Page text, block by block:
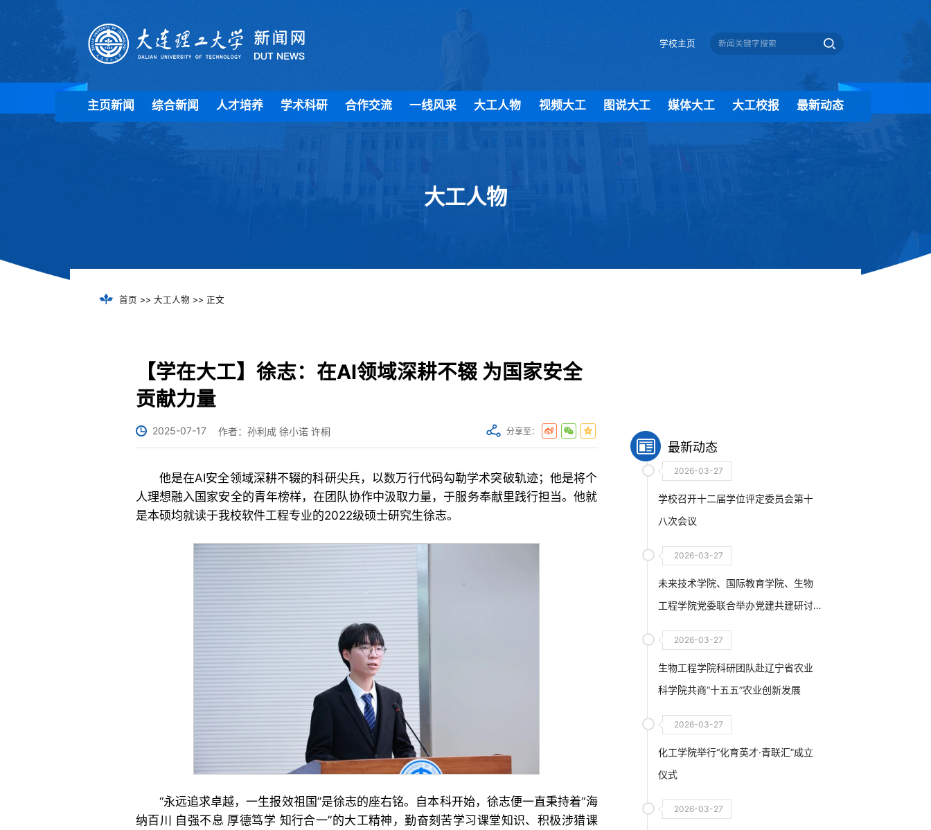
学校主页
主页新闻 综合新闻 人才培养 学术科研 合作交流 一线风采 大工人物 视频大工 图说大工 媒体大工 大工校报 最新动态
大工人物
首页 >> 大工人物 >> 正文
【学在大工】徐志：在AI领域深耕不辍 为国家安全
贡献力量
2025-07-17 作者：孙利成 徐小诺 许桐 分享至：
他是在AI安全领域深耕不辍的科研尖兵，以数万行代码勾勒学术突破轨迹；他是将个
人理想融入国家安全的青年榜样，在团队协作中汲取力量，于服务奉献里践行担当。他就
是本硕均就读于我校软件工程专业的2022级硕士研究生徐志。
“永远追求卓越，一生报效祖国”是徐志的座右铭。自本科开始，徐志便一直秉持着“海
纳百川 自强不息 厚德笃学 知行合一”的大工精神，勤奋刻苦学习课堂知识、积极涉猎课
最新动态
2026-03-27
学校召开十二届学位评定委员会第十
八次会议
2026-03-27
未来技术学院、国际教育学院、生物
工程学院党委联合举办党建共建研讨
2026-03-27
生物工程学院科研团队赴辽宁省农业
科学院共商“十五五”农业创新发展
2026-03-27
化工学院举行“化育英才·青联汇”成立
仪式
2026-03-27